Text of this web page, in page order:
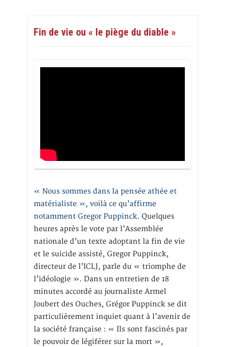
Fin de vie ou « le piège du diable »
« Nous sommes dans la pensée athée et
matérialiste », voilà ce qu’affirme
notamment Gregor Puppinck. Quelques
heures après le vote par l’Assemblée
nationale d’un texte adoptant la fin de vie
et le suicide assisté, Gregor Puppinck,
directeur de l’ICLJ, parle du « triomphe de
l’idéologie ». Dans un entretien de 18
minutes accordé au journaliste Armel
Joubert des Ouches, Grégor Puppinck se dit
particulièrement inquiet quant à l’avenir de
la société française : « Ils sont fascinés par
le pouvoir de légiférer sur la mort »,